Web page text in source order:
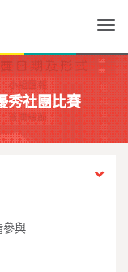
秀社團比賽
參與